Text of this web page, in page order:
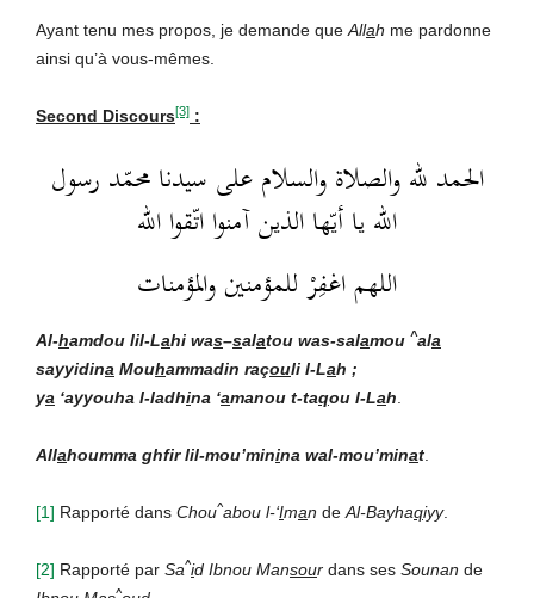
Ayant tenu mes propos, je demande queAllah me pardonne
ainsi qu’à vous-mêmes.
Second Discours[3] :
الحمد لله والصلاة والسلام على سيدنا محمّد رسول
الله يا أيّها الذين آمنوا اتّقوا الله
اللهم اغفِرْ للمؤمنين والمؤمنات
Al-hamdou lil-Lahi was–salatou was-salamou ^ala
sayyidina Mouhammadin raçouli l-Lah ;
ya ‘ayyouha l-ladhina ‘amanou t-taqou l-Lah.
Allahoumma ghfir lil-mou’minina wal-mou’minat.
[1] Rapporté dans Chou^abou l-‘Iman deAl-Bayhaqiyy.
[2] Rapporté par Sa^id Ibnou Mansour dans ses Sounan de
^